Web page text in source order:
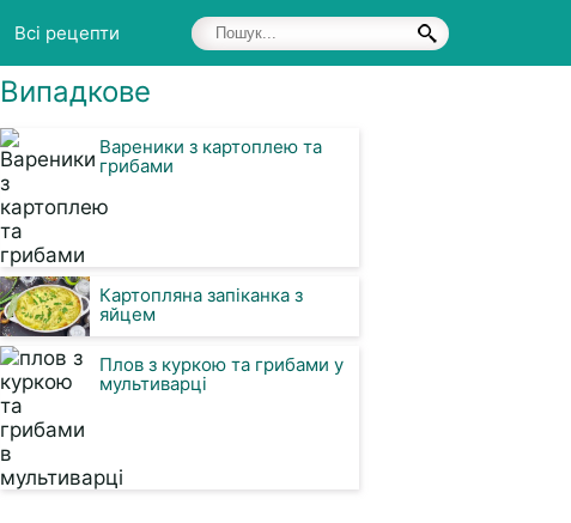
Всі рецепти
Випадкове
Вареники з картоплею та
грибами
Картопляна запіканка з
яйцем
Плов з куркою та грибами у
мультиварці